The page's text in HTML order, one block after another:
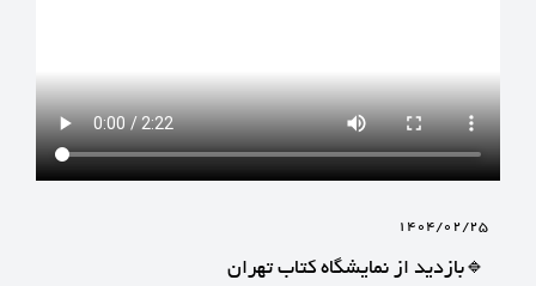
1404/02/25
🔹بازدید از نمایشگاه کتاب تهران